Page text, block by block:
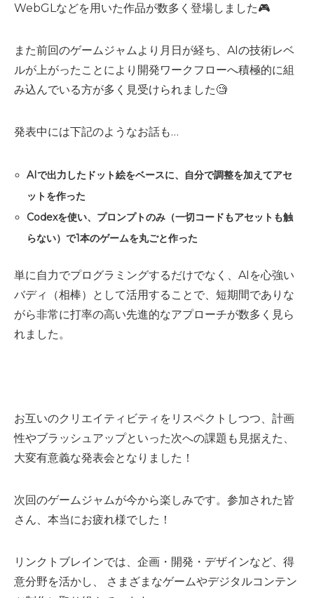
WebGLなどを用いた作品が数多く登場しました🎮
また前回のゲームジャムより月日が経ち、AIの技術レベ
ルが上がったことにより開発ワークフローへ積極的に組
み込んでいる方が多く見受けられました🧐
発表中には下記のようなお話も…
AIで出力したドット絵をベースに、自分で調整を加えてアセ
ットを作った
Codexを使い、プロンプトのみ（一切コードもアセットも触
らない）で1本のゲームを丸ごと作った
単に自力でプログラミングするだけでなく、AIを心強い
バディ（相棒）として活用することで、短期間でありな
がら非常に打率の高い先進的なアプローチが数多く見ら
れました。
お互いのクリエイティビティをリスペクトしつつ、計画
性やブラッシュアップといった次への課題も見据えた、
大変有意義な発表会となりました！
次回のゲームジャムが今から楽しみです。参加された皆
さん、本当にお疲れ様でした！
リンクトブレインでは、企画・開発・デザインなど、得
意分野を活かし、 さまざまなゲームやデジタルコンテン